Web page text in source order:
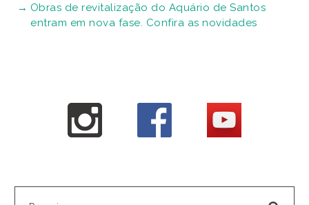
Obras de revitalização do Aquário de Santos
entram em nova fase. Confira as novidades